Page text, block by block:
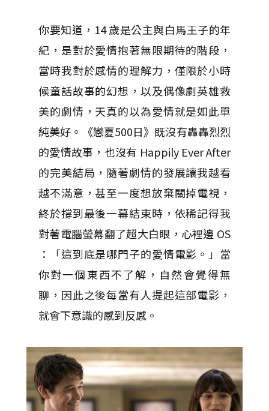
你要知道，14 歲是公主與白馬王子的年
紀，是對於愛情抱著無限期待的階段，
當時我對於感情的理解力，僅限於小時
候童話故事的幻想，以及偶像劇英雄救
美的劇情，天真的以為愛情就是如此單
純美好。《戀夏500日》既沒有轟轟烈烈
的愛情故事，也沒有 Happily Ever After
的完美結局，隨著劇情的發展讓我越看
越不滿意，甚至一度想放棄關掉電視，
終於撐到最後一幕結束時，依稀記得我
對著電腦螢幕翻了超大白眼，心裡邊 OS
：「這到底是哪門子的愛情電影。」當
你對一個東西不了解，自然會覺得無
聊，因此之後每當有人提起這部電影，
就會下意識的感到反感。